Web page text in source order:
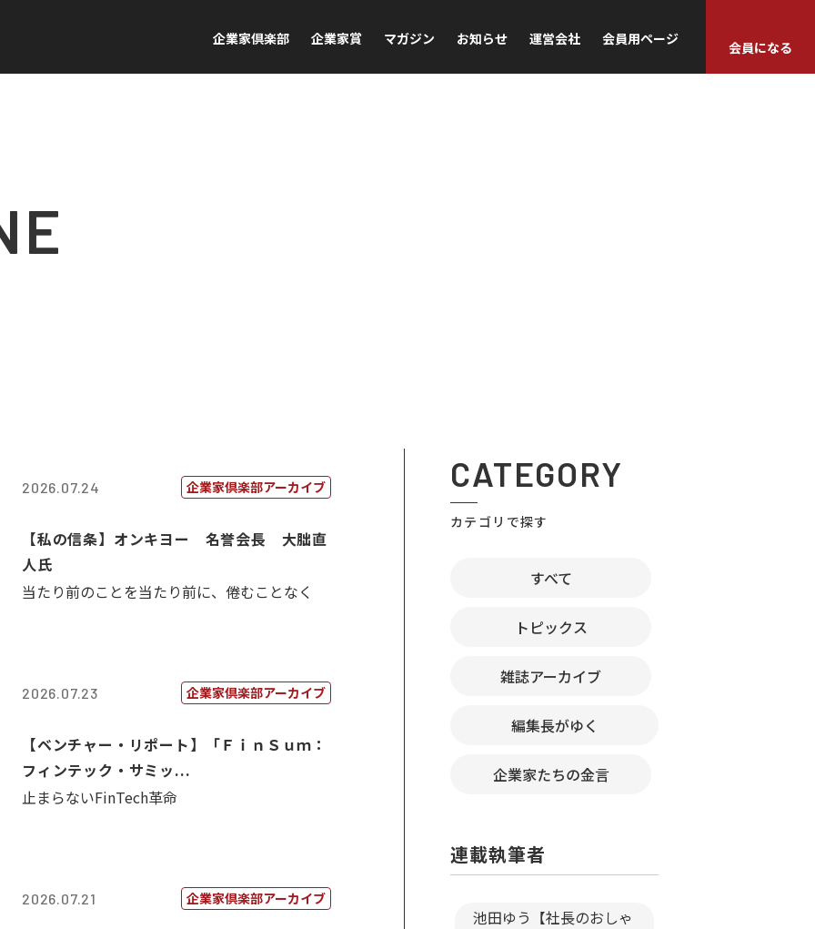
企業家倶楽部 企業家賞 マガジン お知らせ 運営会社 会員用ページ
会員になる
2026.07.24 企業家倶楽部アーカイブ
【私の信条】オンキヨー 名誉会長 大朏直
人氏
当たり前のことを当たり前に、倦むことなく
2026.07.23 企業家倶楽部アーカイブ
【ベンチャー・リポート】「ＦｉｎＳｕｍ：
フィンテック・サミッ...
止まらないFinTech革命
2026.07.21 企業家倶楽部アーカイブ
CATEGORY
カテゴリで探す
すべて
トピックス
雑誌アーカイブ
編集長がゆく
企業家たちの金言
連載執筆者
池田ゆう【社長のおしゃ